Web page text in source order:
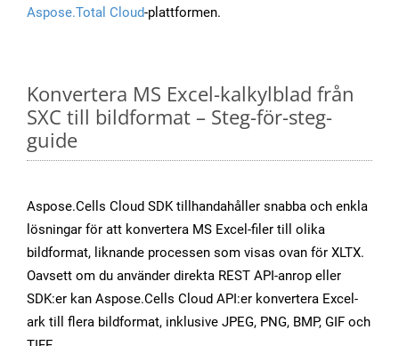
Aspose.Total Cloud-plattformen.
Konvertera MS Excel-kalkylblad från
SXC till bildformat – Steg-för-steg-
guide
Aspose.Cells Cloud SDK tillhandahåller snabba och enkla
lösningar för att konvertera MS Excel-filer till olika
bildformat, liknande processen som visas ovan för XLTX.
Oavsett om du använder direkta REST API-anrop eller
SDK:er kan Aspose.Cells Cloud API:er konvertera Excel-
ark till flera bildformat, inklusive JPEG, PNG, BMP, GIF och